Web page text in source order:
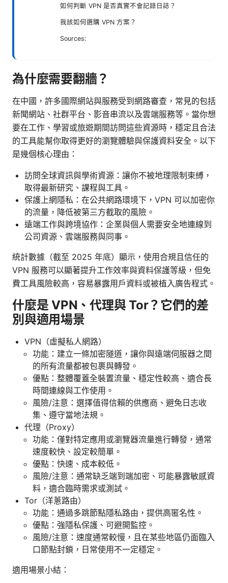
如何判斷 VPN 是否真實不會記錄日誌？
我該如何選購 VPN 方案？
Sources:
為什麼需要翻牆？
在中國，許多國際網站與服務受到網路審查，常見的包括
新聞網站、社群平台、影音串流以及雲端服務等。當你想
要在工作、學習或旅遊期間訪問這些資源時，穩定且合法
的工具能幫你取得更好的瀏覽體驗與保護資料安全。以下
是幾個核心理由：
訪問全球資訊與學術資源：讓你不被地理限制束縛，
取得最新研究、課程與工具。
保護上網隱私：在公共網路環境下，VPN 可以加密你
的流量，降低被第三方截取的風險。
遠端工作與跨境協作：企業與個人需要安全地連線到
公司資源、雲端服務與同事。
統計數據（截至 2025 年底）顯示，使用合規且信任的
VPN 服務可以顯著提升工作效率與資料保護等級，但免
費工具風險較高，容易暴露用戶資料或被植入廣告程式。
什麼是 VPN、代理與 Tor？它們的差
別與適用場景
VPN（虛擬私人網路）
功能：建立一條加密隧道，讓你與遠端伺服器之間
的所有流量都被包裹與轉發。
優點：整體覆蓋全裝置流量、穩定性較高、適合長
時間連線與工作使用。
風險/注意：選擇值得信賴的供應商、避免日志收
集、遵守當地法規。
代理（Proxy）
功能：僅對特定應用或瀏覽器流量進行轉發，通常
速度較快、設定較簡單。
優點：快速、成本較低。
風險/注意：通常缺乏端到端加密、可能暴露敏感資
料，適合臨時需求或測試。
Tor（洋蔥路由）
功能：通過多跳節點隱私路由，提供高匿名性。
優點：強隱私保護、可避開監控。
風險/注意：速度通常較慢，且在某些地區仍面臨入
口節點封鎖，日常使用不一定穩定。
適用場景小結：